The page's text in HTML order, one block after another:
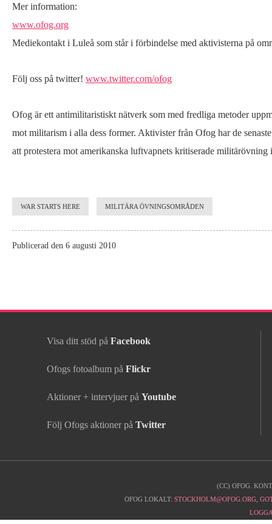
Mer information:
www.ofog.org
Mediekontakt i Luleå som står i förbindelse med aktivisterna på
Följ oss på twitter! www.twitter.com/ofog
Ofog är ett antimilitaristiskt nätverk som med fredliga metoder
mot militarism i alla dess former. Aktivister från Ofog har de
att protestera mot amerikanska luftvapnets kritiserade militärövning
WAR STARTS HERE MILITÄRA ÖVNINGSOMRÅDEN
Publicerad den 6 augusti 2010
Visa ditt stöd på Facebook
Ofogs fotoalbum på Flickr
Aktioner + intervjuer på Youtube
Följ Ofogs aktioner på Twitter
(CC) OFOG.
OFOG LOKALT:STOCKHOLM@OFOG.ORG ,